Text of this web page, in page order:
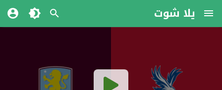
يلا شوت